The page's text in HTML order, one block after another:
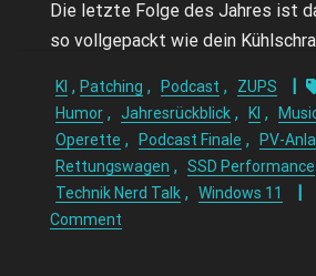
Die letzte Folge des Jahres ist
so vollgepackt wie dein
KI , Patching , Podcast , ZUPS
Humor , Jahresrückblick , KI ,
Operette , Podcast Finale , PV-
Rettungswagen , SSD Performance
Technik Nerd Talk , Windows 11
Comment